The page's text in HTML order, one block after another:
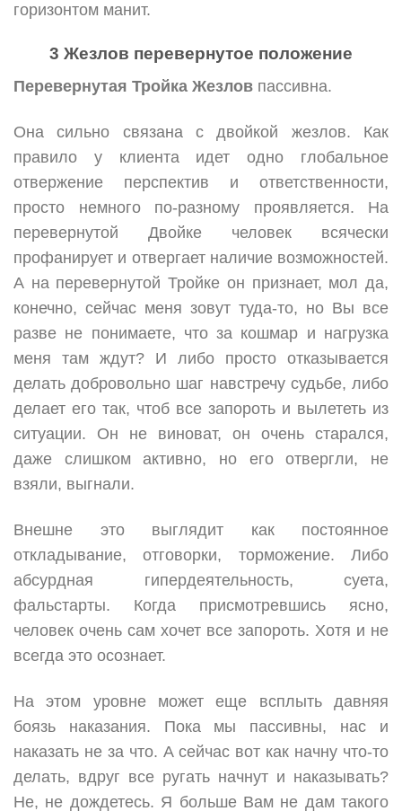
горизонтом манит.
3 Жезлов перевернутое положение
Перевернутая Тройка Жезлов пассивна.
Она сильно связана с двойкой жезлов. Как
правило у клиента идет одно глобальное
отвержение перспектив и ответственности,
просто немного по-разному проявляется. На
перевернутой Двойке человек всячески
профанирует и отвергает наличие возможностей.
А на перевернутой Тройке он признает, мол да,
конечно, сейчас меня зовут туда-то, но Вы все
разве не понимаете, что за кошмар и нагрузка
меня там ждут? И либо просто отказывается
делать добровольно шаг навстречу судьбе, либо
делает его так, чтоб все запороть и вылететь из
ситуации. Он не виноват, он очень старался,
даже слишком активно, но его отвергли, не
взяли, выгнали.
Внешне это выглядит как постоянное
откладывание, отговорки, торможение. Либо
абсурдная гипердеятельность, суета,
фальстарты. Когда присмотревшись ясно,
человек очень сам хочет все запороть. Хотя и не
всегда это осознает.
На этом уровне может еще всплыть давняя
боязь наказания. Пока мы пассивны, нас и
наказать не за что. А сейчас вот как начну что-то
делать, вдруг все ругать начнут и наказывать?
Не, не дождетесь. Я больше Вам не дам такого